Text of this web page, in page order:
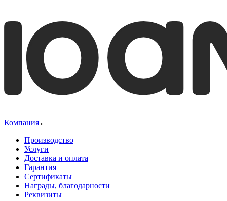
Компания
Производство
Услуги
Доставка и оплата
Гарантия
Сертификаты
Награды, благодарности
Реквизиты